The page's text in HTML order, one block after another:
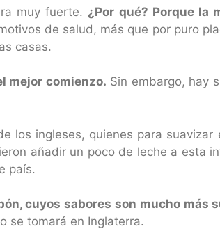
muy fuerte. ¿Por qué? Porque la
de salud, más que por puro
casas.
mejor comienzo. Sin embargo, hay
los ingleses, quienes para suavizar
añadir un poco de leche a esta
país.
cuyos sabores son mucho más
se tomará en Inglaterra.